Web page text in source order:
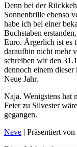
Denn bei der
Sonnenbrille ebenso
habe ich bei einer
Buchstaben
Euro. Ärgerlich ist es
daraufhin nicht mehr
schreiben wir den
dennoch einem
Neue Jahr.
Naja. Wenigstens hat
Feier zu Silvester
gegangen.
Neve | Präsentiert von